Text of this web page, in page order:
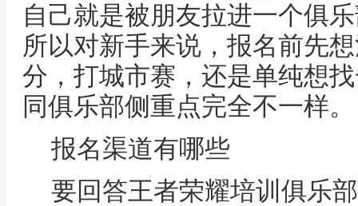
自己就是被朋友拉进一个俱
所以对新手来说，报名前先
分，打城市赛，还是单纯想
同俱乐部侧重点完全不一样。
报名渠道有哪些
要回答王者荣耀培训俱乐